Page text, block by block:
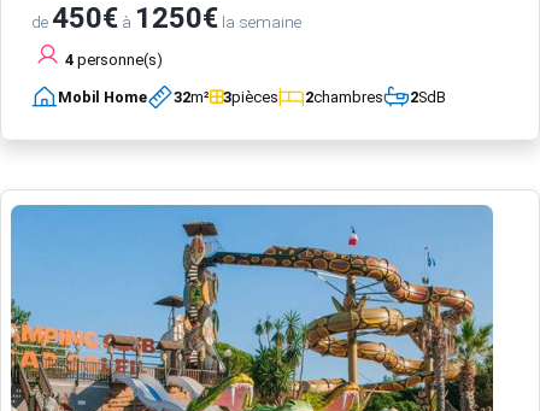
de450€ à 1250€ la semaine
4 personne(s)
Mobil Home 32m² 3pièces 2chambres 2SdB